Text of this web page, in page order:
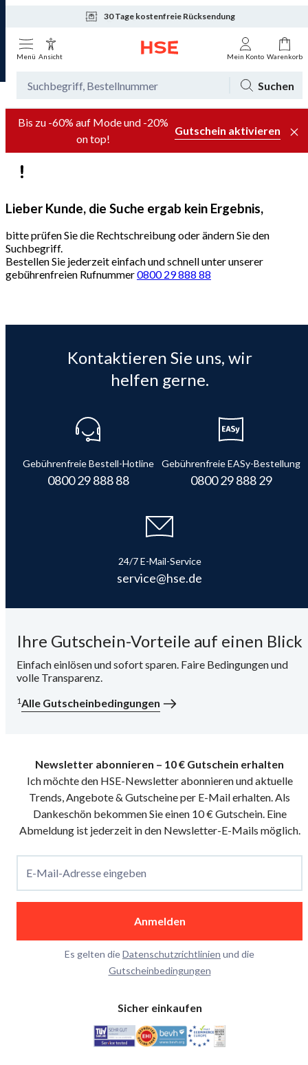
30 Tage kostenfreie Rücksendung
Tagesaktuelle Angebote
Menü Ansicht Mein Konto Warenkorb
Suchen
Bis zu -60% auf Mode und -20%
on top!
Gutschein aktivieren
Lieber Kunde, die Suche ergab kein Ergebnis,
bitte prüfen Sie die Rechtschreibung oder ändern Sie den
Suchbegriff.
Bestellen Sie jederzeit einfach und schnell unter unserer
gebührenfreien Rufnummer0800 29 888 88
Kontaktieren Sie uns, wir
helfen gerne.
Gebührenfreie Bestell-Hotline
0800 29 888 88
Gebührenfreie EASy-Bestellung
0800 29 888 29
24/7 E-Mail-Service
service@hse.de
Ihre Gutschein-Vorteile auf einen Blick
Einfach einlösen und sofort sparen. Faire Bedingungen und
volle Transparenz.
1Alle Gutscheinbedingungen
Newsletter abonnieren – 10 € Gutschein erhalten
Ich möchte den HSE-Newsletter abonnieren und aktuelle
Trends, Angebote & Gutscheine per E-Mail erhalten. Als
Dankeschön bekommen Sie einen 10 € Gutschein. Eine
Abmeldung ist jederzeit in den Newsletter-E-Mails möglich.
E-Mail-Adresse eingeben
Anmelden
Es gelten dieDatenschutzrichtlinien und die
Gutscheinbedingungen
Sicher einkaufen